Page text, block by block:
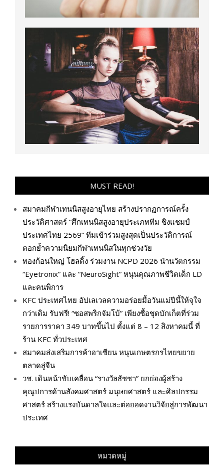
MUST READ!
สมาคมกีฬาเทนนิสสูงอายุไทย สร้างปรากฏการณ์ครั้ง
ประวัติศาสตร์ “ศึกเทนนิสสูงอายุประเภททีม ชิงแชมป์
ประเทศไทย 2569” ทีมเข้าร่วมสูงสุดเป็นประวัติการณ์
ตอกย้ำความนิยมกีฬาเทนนิสในทุกช่วงวัย
ทองก้อนใหญ่ โฮลดิ้ง ร่วมงาน NCPD 2026 นำนวัตกรรม
“Eyetronix” และ “NeuroSight” หนุนคุณภาพชีวิตเด็ก LD
และคนพิการ
KFC ประเทศไทย อัปเลเวลความอร่อยมื้อวันแม่ปีนี้ให้จุใจ
กว่าเดิม รับฟรี! “ซอสพริกจัมโบ้” เพียงซื้อชุดบักเก็ตที่ร่วม
รายการราคา 349 บาทขึ้นไป ตั้งแต่ 8 – 12 สิงหาคมนี้ ที่
ร้าน KFC ทั่วประเทศ
สมาคมส่งเสริมการค้าอาเซียน หนุนเกษตรกรไทยขยาย
ตลาดสู่จีน
วช. เดินหน้าขับเคลื่อน “รางวัลธัชชา” ยกย่องผู้สร้าง
คุณูปการด้านสังคมศาสตร์ มนุษยศาสตร์ และศิลปกรรม
ศาสตร์ สร้างแรงบันดาลใจและต่อยอดงานวิจัยสู่การพัฒนา
ประเทศ
หมวดหมู่